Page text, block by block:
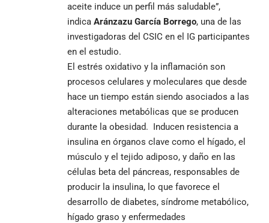
aceite induce un perfil más saludable”,
indica Aránzazu García Borrego, una de las
investigadoras del CSIC en el IG participantes
en el estudio.
El estrés oxidativo y la inflamación son
procesos celulares y moleculares que desde
hace un tiempo están siendo asociados a las
alteraciones metabólicas que se producen
durante la obesidad. Inducen resistencia a
insulina en órganos clave como el hígado, el
músculo y el tejido adiposo, y daño en las
células beta del páncreas, responsables de
producir la insulina, lo que favorece el
desarrollo de diabetes, síndrome metabólico,
hígado graso y enfermedades